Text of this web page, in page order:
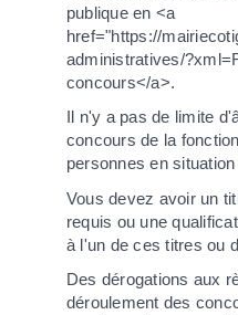
publique en <a
href="https://
administratives/
concours</a>.
Il n'y a pas de limite
concours de la
personnes en
Vous devez avoir un
requis ou une
à l'un de ces titres ou
Des dérogations aux
déroulement des